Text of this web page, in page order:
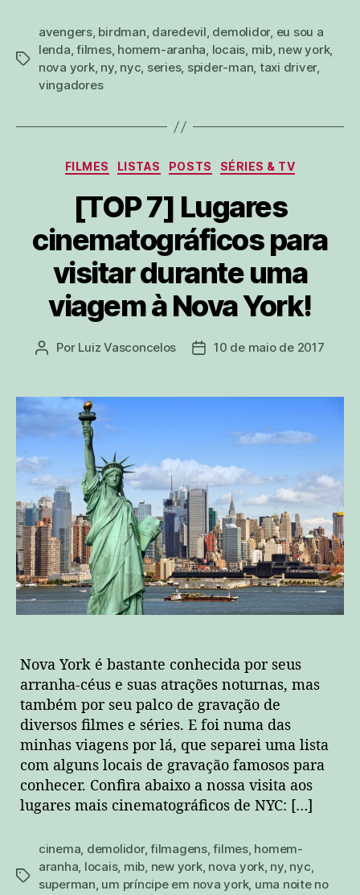
tags
avengers, birdman, daredevil, demolidor, eu sou a
lenda,filmes, homem-aranha, locais, mib, new york,
nova york, ny, nyc, series, spider-man, taxi driver,
vingadores
Categorias
FILMES LISTAS POSTS SÉRIES & TV
[TOP 7] Lugares
cinematográficos para
visitar durante uma
viagem à Nova York!
Autor
Por Luiz Vasconcelos
Data10 de maio de 2017
Nova York é bastante conhecida por seus
arranha-céus e suas atrações noturnas, mas
também por seu palco de gravação de
diversos filmes e séries. E foi numa das
minhas viagens por lá, que separei uma lista
com alguns locais de gravação famosos para
conhecer. Confira abaixo a nossa visita aos
lugares mais cinematográficos de NYC: […]
tags
cinema, demolidor,filmagens,filmes, homem-
aranha, locais, mib, new york, nova york, ny, nyc,
superman, um príncipe em nova york, uma noite no